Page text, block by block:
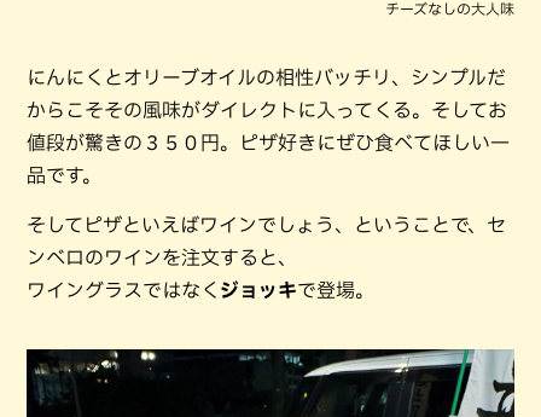
チーズなしの大人味
にんにくとオリーブオイルの相性バッチリ、シンプルだ
からこそその風味がダイレクトに入ってくる。そしてお
値段が驚きの３５０円。ピザ好きにぜひ食べてほしい一
品です。
そしてピザといえばワインでしょう、ということで、セ
ンベロのワインを注文すると、
ワイングラスではなく ジョッキで登場。